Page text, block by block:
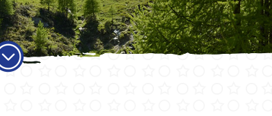
VIE LOCALE